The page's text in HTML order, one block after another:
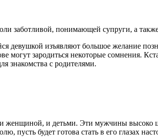
понимающей супруги, а также
девушкой изъявляют большое желание
могут зародиться некоторые сомнения.
знакомства с родителями.
женщиной, и детьми. Эти мужчины высоко
пусть будет готова стать в его глазах